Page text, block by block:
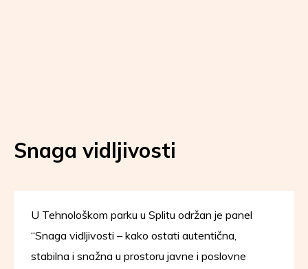
Snaga vidljivosti
U Tehnološkom parku u Splitu održan je panel
“Snaga vidljivosti – kako ostati autentična,
stabilna i snažna u prostoru javne i poslovne